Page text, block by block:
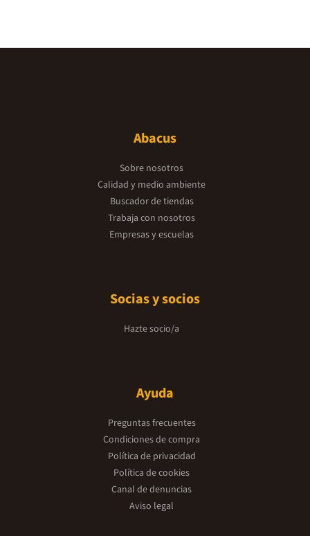
Abacus
Sobre nosotros
Calidad y medio ambiente
Buscador de tiendas
Trabaja con nosotros
Empresas y escuelas
Socias y socios
Hazte socio/a
Ayuda
Preguntas frecuentes
Condiciones de compra
Política de privacidad
Política de cookies
Canal de denuncias
Aviso legal